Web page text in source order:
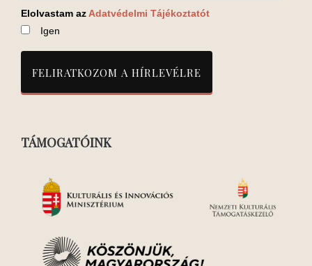
Elolvastam az Adatvédelmi Tájékoztatót
Igen
TÁMOGATÓINK